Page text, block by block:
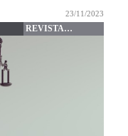
23/11/2023
REVISTA
FORENSE